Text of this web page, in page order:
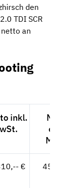
den
TDI SCR
an
inkl.
Netto
exkl.
MwSt.
€